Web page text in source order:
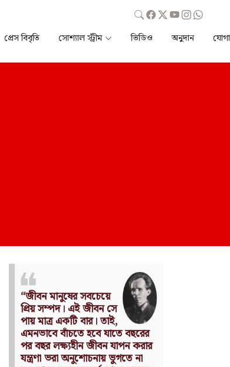
প্রেস বিবৃতি সোশ্যাল স্ট্রীম ভিডিও অনুদান
Nothing can have value
without being an object of
utility.
Source: Das Kapital
(Volume I, Chapter 1)